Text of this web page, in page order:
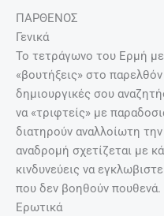
ΠΑΡΘΕΝΟΣ
Γενικά
Το τετράγωνο του Ερμή
«βουτήξεις» στο
δημιουργικές σου
να «τριφτείς» με
διατηρούν αναλλοίωτη
αναδρομή σχετίζεται με
κινδυνεύεις να
που δεν βοηθούν πουθενά.
Ερωτικά